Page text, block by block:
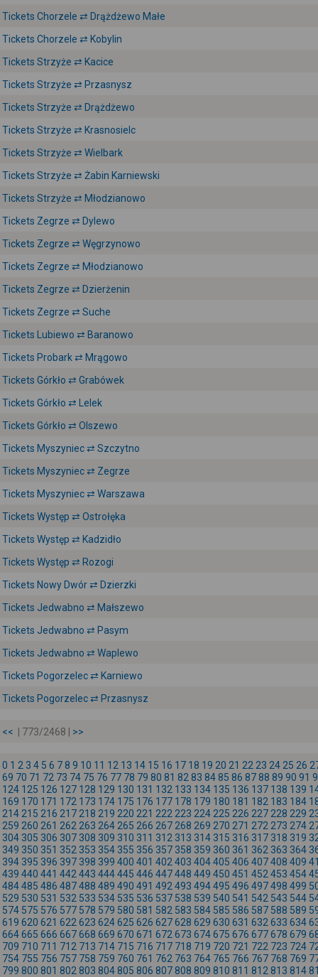
Tickets Chorzele ⇄ Drążdżewo Małe
Tickets Chorzele ⇄ Kobylin
Tickets Strzyże ⇄ Kacice
Tickets Strzyże ⇄ Przasnysz
Tickets Strzyże ⇄ Drążdżewo
Tickets Strzyże ⇄ Krasnosielc
Tickets Strzyże ⇄ Wielbark
Tickets Strzyże ⇄ Żabin Karniewski
Tickets Strzyże ⇄ Młodzianowo
Tickets Zegrze ⇄ Dylewo
Tickets Zegrze ⇄ Węgrzynowo
Tickets Zegrze ⇄ Młodzianowo
Tickets Zegrze ⇄ Dzierżenin
Tickets Zegrze ⇄ Suche
Tickets Lubiewo ⇄ Baranowo
Tickets Probark ⇄ Mrągowo
Tickets Górkło ⇄ Grabówek
Tickets Górkło ⇄ Lelek
Tickets Górkło ⇄ Olszewo
Tickets Myszyniec ⇄ Szczytno
Tickets Myszyniec ⇄ Zegrze
Tickets Myszyniec ⇄ Warszawa
Tickets Występ ⇄ Ostrołęka
Tickets Występ ⇄ Kadzidło
Tickets Występ ⇄ Rozogi
Tickets Nowy Dwór ⇄ Dzierzki
Tickets Jedwabno ⇄ Małszewo
Tickets Jedwabno ⇄ Pasym
Tickets Jedwabno ⇄ Waplewo
Tickets Pogorzelec ⇄ Karniewo
Tickets Pogorzelec ⇄ Przasnysz
<< | 773/2468 | >>
0 1 2 3 4 5 6 78 9 10 11 12 13 14 15 16 17 18 19 20 21 22 23 24 25 26
69 70 71 72 73 74 75 76 77 78 79 80 81 82 83 8485 86 8788 89 90 91
124 125 126 127 128 129 130 131 132 133 134 135 136 137 138 139
169 170 171 172 173 174 175 176 177 178 179 180 181 182 183 184
214 215 216 217 218 219 220 221 222 223 224 225 226 227 228 229
259 260 261 262 263 264 265 266 267 268 269 270 271 272 273 274
304 305 306 307 308 309 310 311 312 313 314 315 316 317 318 319
349 350 351 352 353 354 355 356 357 358 359 360 361 362 363 364
394 395 396 397 398 399 400 401 402 403 404405 406 407408 409
439 440 441 442 443 444445 446 447448 449 450 451 452 453 454
484485 486 487488 489 490 491 492 493 494495 496 497498 499
529 530 531 532 533 534 535 536 537 538 539 540 541 542 543 544
574 575 576 577 578 579 580 581 582 583 584 585 586 587 588 589
619 620 621 622 623 624625 626 627628 629 630 631 632 633 634
664665 666 667668 669 670 671 672 673 674675 676 677678 679
709 710 711 712 713 714 715 716 717 718 719 720 721 722 723 724
754 755 756 757 758 759 760 761 762 763 764 765 766 767 768 769
799 800 801 802 803 804805 806 807808 809 810 811 812 813 814